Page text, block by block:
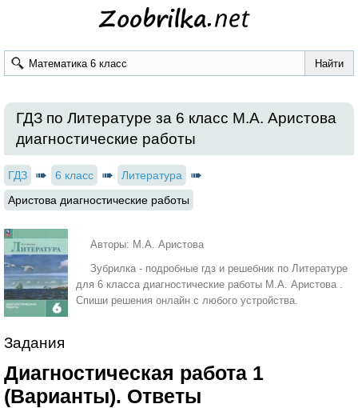
ГДЗ по Литературе за 6 класс М.А. Аристова
диагностические работы
ГДЗ 6 класс
Литература
Аристова диагностические работы
Авторы: М.А. Аристова
Зубрилка - подробные гдз и решебник по Литературе
для 6 класса диагностические работы М.А. Аристова .
Спиши решения онлайн с любого устройства.
Задания
Диагностическая работа 1
(Варианты). Ответы